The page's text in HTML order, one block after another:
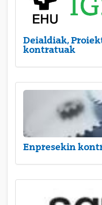
Deialdiak,
kontratuak
Enpresekin